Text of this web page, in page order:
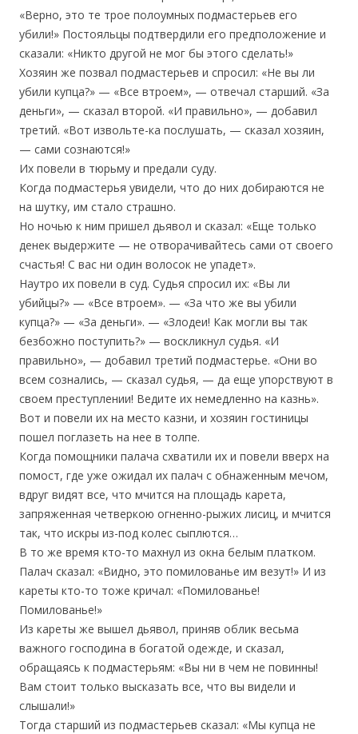
«Верно, это те трое полоумных подмастерьев его
убили!» Постояльцы подтвердили его предположение и
сказали: «Никто другой не мог бы этого сделать!»
Хозяин же позвал подмастерьев и спросил: «Не вы ли
убили купца?» — «Все втроем», — отвечал старший. «За
деньги», — сказал второй. «И правильно», — добавил
третий. «Вот извольте-ка послушать, — сказал хозяин,
— сами сознаются!»
Их повели в тюрьму и предали суду.
Когда подмастерья увидели, что до них добираются не
на шутку, им стало страшно.
Но ночью к ним пришел дьявол и сказал: «Еще только
денек выдержите — не отворачивайтесь сами от своего
счастья! С вас ни один волосок не упадет».
Наутро их повели в суд. Судья спросил их: «Вы ли
убийцы?» — «Все втроем». — «За что же вы убили
купца?» — «За деньги». — «Злодеи! Как могли вы так
безбожно поступить?» — воскликнул судья. «И
правильно», — добавил третий подмастерье. «Они во
всем сознались, — сказал судья, — да еще упорствуют в
своем преступлении! Ведите их немедленно на казнь».
Вот и повели их на место казни, и хозяин гостиницы
пошел поглазеть на нее в толпе.
Когда помощники палача схватили их и повели вверх на
помост, где уже ожидал их палач с обнаженным мечом,
вдруг видят все, что мчится на площадь карета,
запряженная четверкою огненно-рыжих лисиц, и мчится
так, что искры из-под колес сыплются…
В то же время кто-то махнул из окна белым платком.
Палач сказал: «Видно, это помилованье им везут!» И из
кареты кто-то тоже кричал: «Помилованье!
Помилованье!»
Из кареты же вышел дьявол, приняв облик весьма
важного господина в богатой одежде, и сказал,
обращаясь к подмастерьям: «Вы ни в чем не повинны!
Вам стоит только высказать все, что вы видели и
слышали!»
Тогда старший из подмастерьев сказал: «Мы купца не